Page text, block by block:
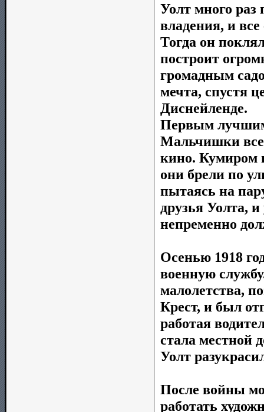
Уолт много
владения, и
Тогда он
построит
громадным
мечта, спустя
Диснейленде.
Первым
Мальчишки все
кино. Кумиром
они брели по
пытаясь на
друзья Уолта,
непременно
Осенью 1918
военную
малолетства,
Крест, и был
работая
стала местной
Уолт
После войны
работать